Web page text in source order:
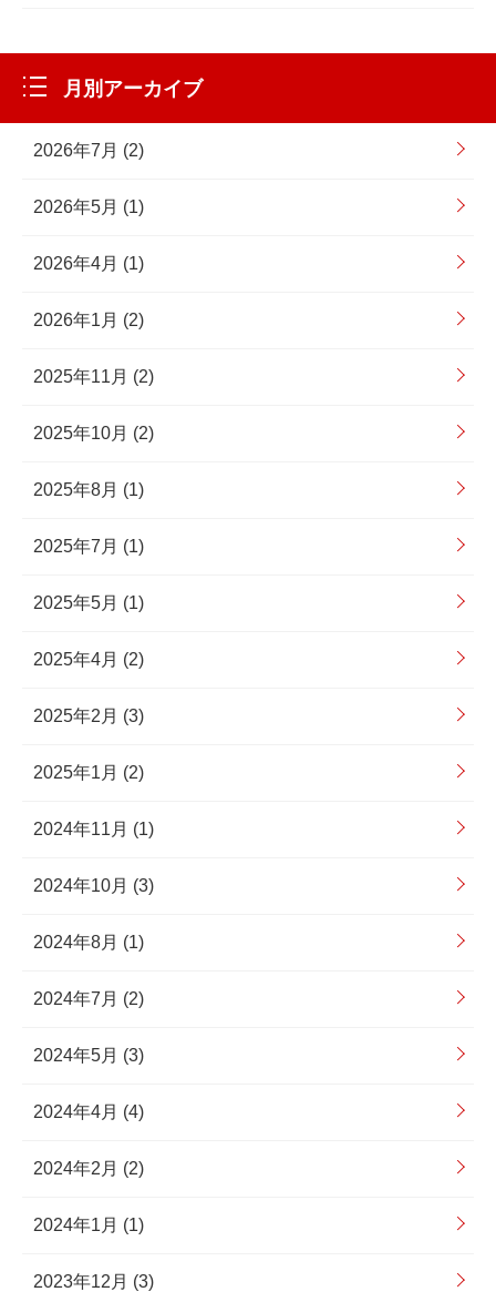
月別アーカイブ
2026年7月 (2)
2026年5月 (1)
2026年4月 (1)
2026年1月 (2)
2025年11月 (2)
2025年10月 (2)
2025年8月 (1)
2025年7月 (1)
2025年5月 (1)
2025年4月 (2)
2025年2月 (3)
2025年1月 (2)
2024年11月 (1)
2024年10月 (3)
2024年8月 (1)
2024年7月 (2)
2024年5月 (3)
2024年4月 (4)
2024年2月 (2)
2024年1月 (1)
2023年12月 (3)